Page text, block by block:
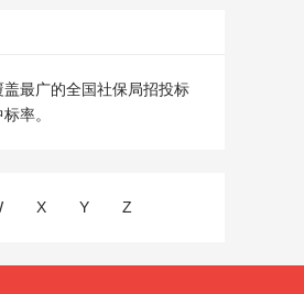
最广的全国社保局招投标
率。
X Y Z